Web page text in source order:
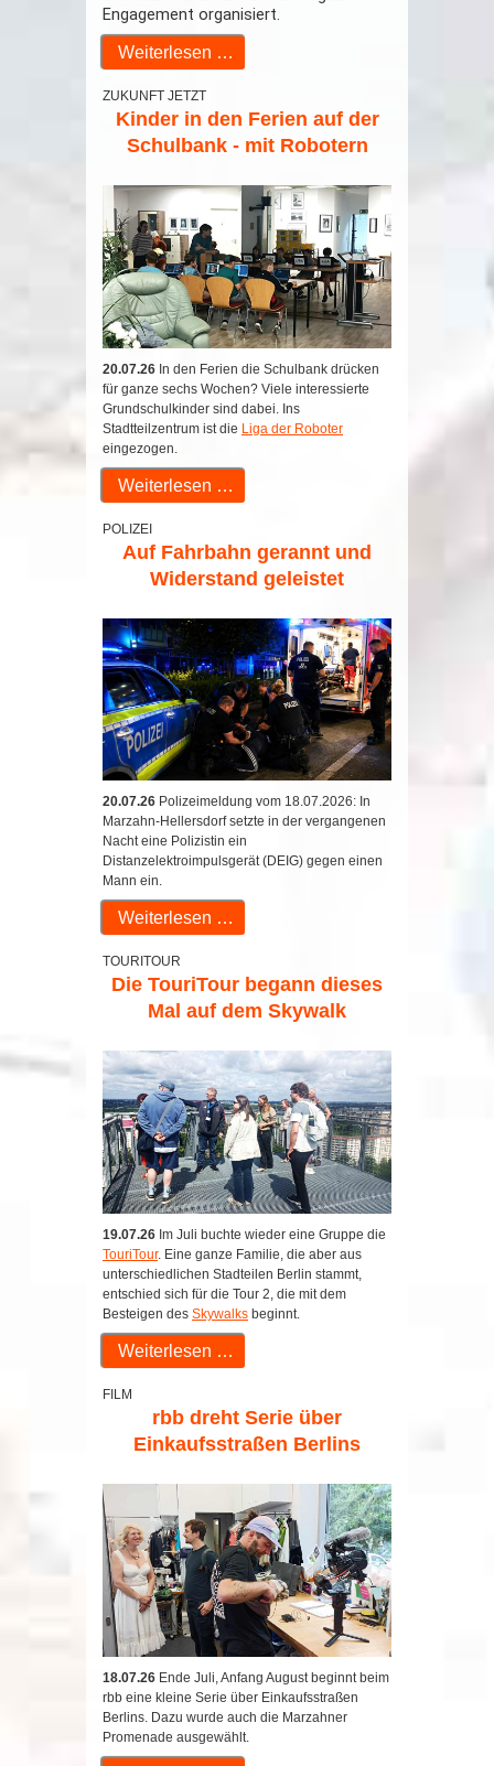
Engagement organisiert.
Weiterlesen …
ZUKUNFT JETZT
Kinder in den Ferien auf der
Schulbank - mit Robotern
20.07.26 In den Ferien die Schulbank drücken
für ganze sechs Wochen? Viele interessierte
Grundschulkinder sind dabei. Ins
Stadtteilzentrum ist die Liga der Roboter
eingezogen.
Weiterlesen …
POLIZEI
Auf Fahrbahn gerannt und
Widerstand geleistet
20.07.26 Polizeimeldung vom 18.07.2026: In
Marzahn-Hellersdorf setzte in der vergangenen
Nacht eine Polizistin ein
Distanzelektroimpulsgerät (DEIG) gegen einen
Mann ein.
Weiterlesen …
TOURITOUR
Die TouriTour begann dieses
Mal auf dem Skywalk
19.07.26 Im Juli buchte wieder eine Gruppe die
TouriTour. Eine ganze Familie, die aber aus
unterschiedlichen Stadteilen Berlin stammt,
entschied sich für die Tour 2, die mit dem
Besteigen des Skywalks beginnt.
Weiterlesen …
FILM
rbb dreht Serie über
Einkaufsstraßen Berlins
18.07.26 Ende Juli, Anfang August beginnt beim
rbb eine kleine Serie über Einkaufsstraßen
Berlins. Dazu wurde auch die Marzahner
Promenade ausgewählt.